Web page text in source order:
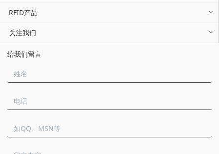
RFID产品
关注我们
给我们留言